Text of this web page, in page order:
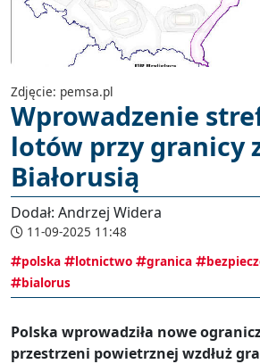
Zdjęcie: pemsa.pl
Wprowadzenie
lotów przy granicy
Białorusią
Dodał: Andrzej Widera
11-09-2025 11:48
polska
lotnictwo granica
bialorus
Polska wprowadziła nowe
przestrzeni powietrznej wzdłuż